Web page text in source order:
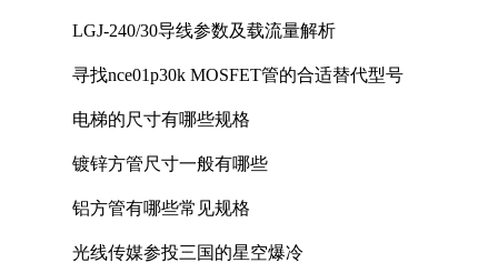
LGJ-240/30导线参数及载流量解析
寻找nce01p30k MOSFET管的合适替代型号
电梯的尺寸有哪些规格
镀锌方管尺寸一般有哪些
铝方管有哪些常见规格
光线传媒参投三国的星空爆冷